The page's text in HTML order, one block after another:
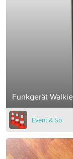
Funkgerät
Event & So